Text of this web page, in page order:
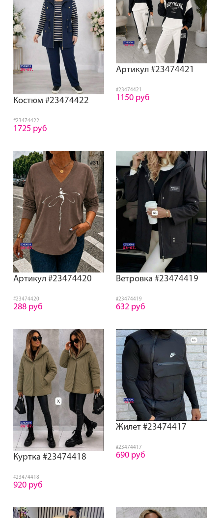
Костюм #23474422
#23474422
1725 руб
Артикул #23474421
#23474421
1150 руб
Артикул #23474420
#23474420
288 руб
Ветровка #23474419
#23474419
632 руб
Куртка #23474418
#23474418
920 руб
Жилет #23474417
#23474417
690 руб